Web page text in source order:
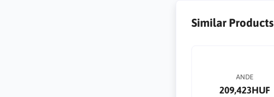
Similar Products
ANDE
209,423HUF